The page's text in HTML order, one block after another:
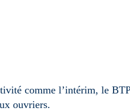
comme l’intérim, le
ouvriers.